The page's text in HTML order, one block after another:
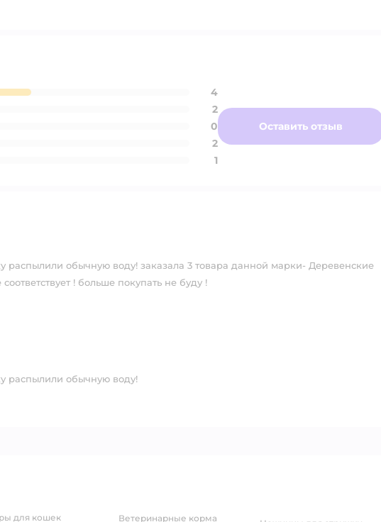
4
2
0
2
1
Оставить отзыв
распылили обычную воду! заказала 3 товара данной марки- Деревенские
! больше покупать не буду !
распылили обычную воду!
ветеринарные корма